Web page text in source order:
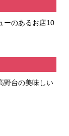
ーのあるお店10
野台の美味しい